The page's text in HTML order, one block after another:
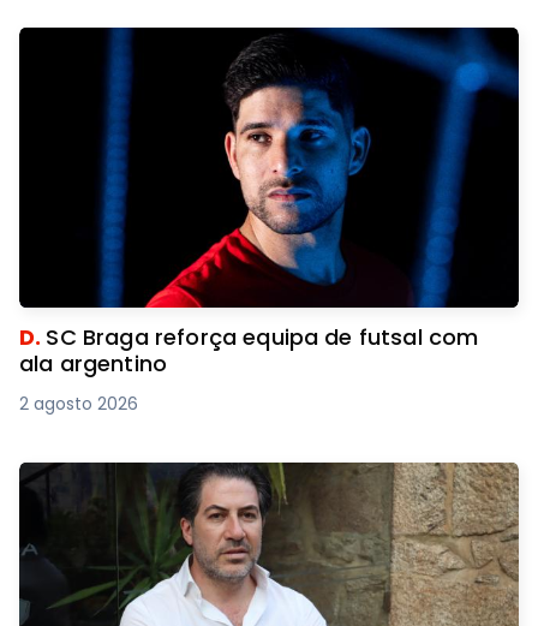
D. SC Braga reforça equipa de futsal com
ala argentino
2 agosto 2026